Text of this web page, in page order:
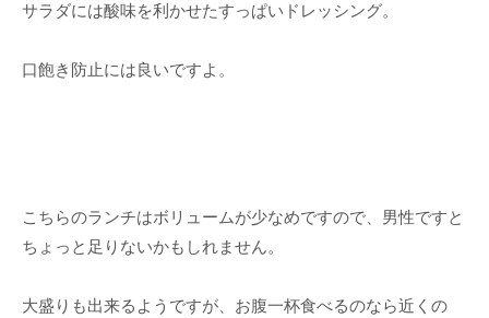
サラダには酸味を利かせたすっぱいドレッシング。
口飽き防止には良いですよ。
こちらのランチはボリュームが少なめですので、男性ですと
ちょっと足りないかもしれません。
大盛りも出来るようですが、お腹一杯食べるのなら近くの